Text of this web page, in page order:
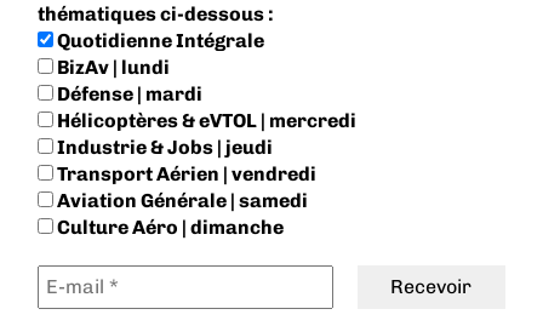
thématiques ci-dessous :
Quotidienne Intégrale
BizAv | lundi
Défense | mardi
Hélicoptères & eVTOL | mercredi
Industrie & Jobs | jeudi
Transport Aérien | vendredi
Aviation Générale | samedi
Culture Aéro | dimanche